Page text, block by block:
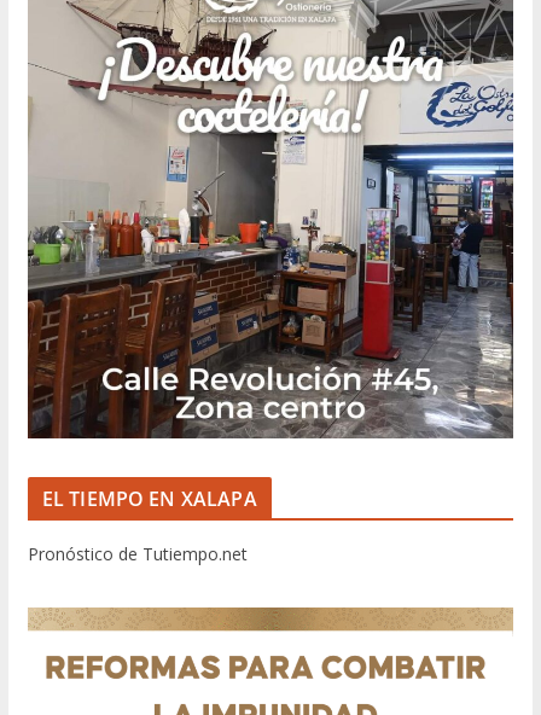
EL TIEMPO EN XALAPA
Pronóstico de Tutiempo.net